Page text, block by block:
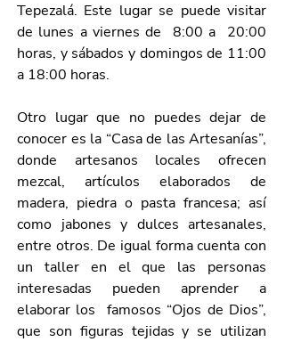
Tepezalá. Este lugar se puede visitar
de lunes a viernes de  8:00 a  20:00
horas, y sábados y domingos de 11:00
a 18:00 horas.
Otro lugar que no puedes dejar de
conocer es la “Casa de las Artesanías”,
donde artesanos locales ofrecen
mezcal, artículos elaborados de
madera, piedra o pasta francesa; así
como jabones y dulces artesanales,
entre otros. De igual forma cuenta con
un taller en el que las personas
interesadas pueden aprender a
elaborar los  famosos “Ojos de Dios”,
que son figuras tejidas y se utilizan